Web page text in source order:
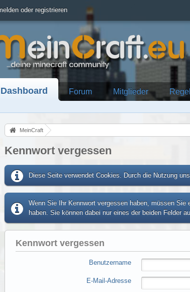
oder registrieren
Dashboard Forum Mitglieder
MeinCraft
Kennwort vergessen
Diese Seite verwendet Cookies. Durch die Nutzung
Wenn Sie Ihr Kennwort vergessen haben, müssen
haben. Sie können dabei nur eines der beiden Felder
Kennwort vergessen
Benutzername
E-Mail-Adresse